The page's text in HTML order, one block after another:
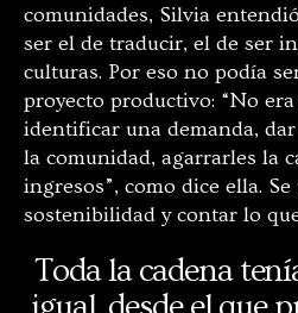
comunidades, Silvia
ser el de traducir, el de ser
culturas. Por eso no podía
proyecto productivo: “No
identificar una demanda,
la comunidad, agarrarles la
ingresos”, como dice ella.
sostenibilidad y contar lo
Toda la cadena